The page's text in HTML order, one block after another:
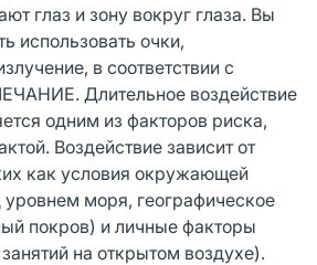
глаз и зону вокруг глаза. Вы
использовать очки,
в соответствии с
Длительное воздействие
одним из факторов риска,
Воздействие зависит от
как условия окружающей
моря, географическое
покров) и личные факторы
на открытом воздухе).